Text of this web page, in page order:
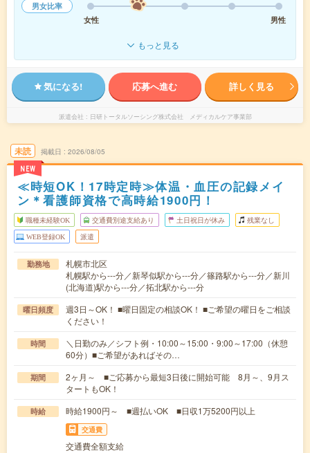
男女比率
女性
男性
もっと見る
気になる! 応募へ進む 詳しく見る
派遣会社 日研トータルソーシング株式会社 メディカルケア事業部
未読
NEW
掲載日 2026/08/05
≪時短OK！17時定時≫体温・血圧の記録メイ
ン＊看護師資格で高時給1900円！
職種未経験OK 交通費別途支給あり 土日祝日が休み 残業なし
WEB登録OK 派遣
勤務地
札幌市北区
札幌駅から---分／新琴似駅から---分／篠路駅から---分／新川
(北海道)駅から---分／拓北駅から---分
曜日頻度
週3日～OK！ ■曜日固定の相談OK！ ■ご希望の曜日をご相談
ください！
時間
＼日勤のみ／シフト例・10:00～15:00・9:00～17:00（休憩
60分）■ご希望があればその…
期間
2ヶ月～ ■ご応募から最短3日後に開始可能 8月～、9月ス
タートもOK！
時給 時給1900円～ ■週払いOK ■日収1万5200円以上
交通費
交通費全額支給